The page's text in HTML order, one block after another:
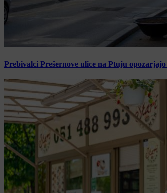
Prebivalci Prešernove ulice na Ptuju